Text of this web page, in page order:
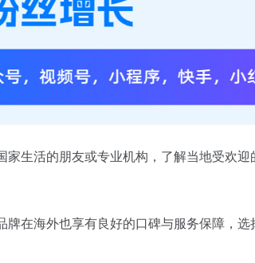
家生活的朋友或专业机构，了解当地受欢
在海外也享有良好的口碑与服务保障，